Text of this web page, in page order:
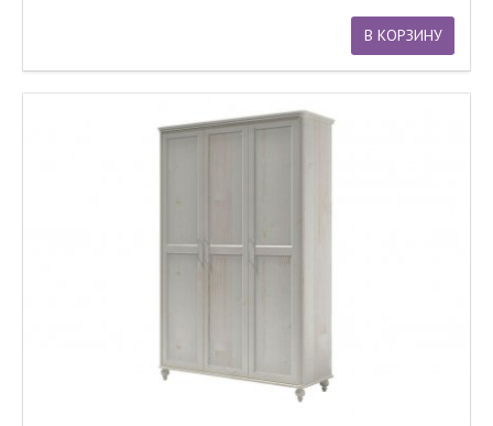
В КОРЗИНУ